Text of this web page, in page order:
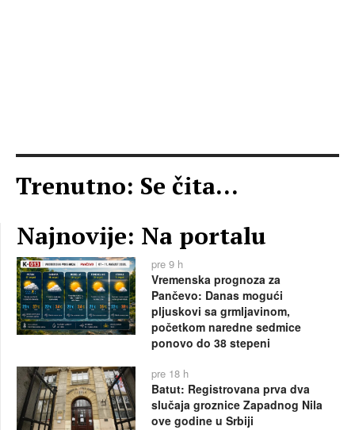
Trenutno: Se čita...
Najnovije: Na portalu
pre 9 h
Vremenska prognoza za
Pančevo: Danas mogući
pljuskovi sa grmljavinom,
početkom naredne sedmice
ponovo do 38 stepeni
pre 18 h
Batut: Registrovana prva dva
slučaja groznice Zapadnog Nila
ove godine u Srbiji